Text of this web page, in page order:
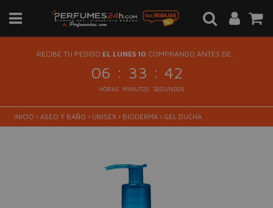
RECIBE TU PEDIDO EL LUNES 10 COMPRANDO ANTES DE...
06 : 33 : 42
HORAS MINUTOS SEGUNDOS
INICIO › ASEO Y BAÑO › UNISEX › BIODERMA › GEL DUCHA